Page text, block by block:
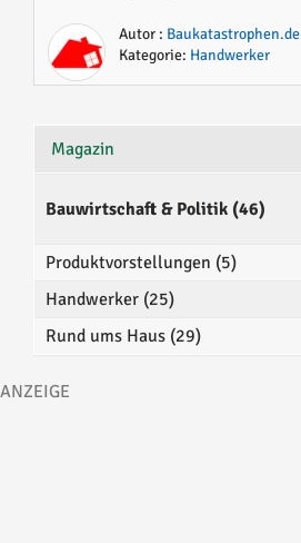
Autor : Baukatastrophen.de
Kategorie: Handwerker
Magazin
Bauwirtschaft & Politik (46)
Produktvorstellungen (5)
Handwerker (25)
Rund ums Haus (29)